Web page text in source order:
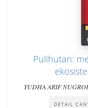
Pulihutan:
YUDHA ARIF
DETAIL